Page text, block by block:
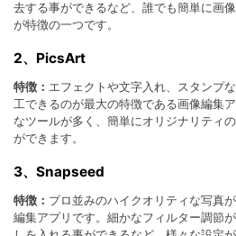
去する事ができるなど、誰でも簡単に画
が特徴の一つです。
2、PicsArt
特徴： エフェクトや文字入れ、スタンプ
工できるのが最大の特徴である画像編集
なツールが多く、簡単にオリジナリティ
ができます。
3、Snapseed
特徴： プロ並みのハイクオリティな写真
編集アプリです。細かなフィルター調節